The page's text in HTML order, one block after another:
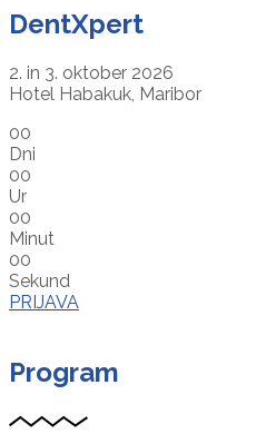
DentXpert
2. in 3. oktober 2026
Hotel Habakuk, Maribor
00
Dni
00
Ur
00
Minut
00
Sekund
PRIJAVA
Program